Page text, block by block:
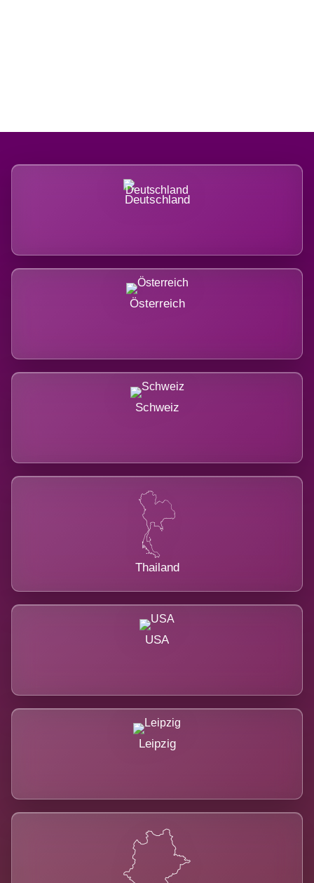
Deutschland
Österreich
Schweiz
Thailand
USA
Leipzig